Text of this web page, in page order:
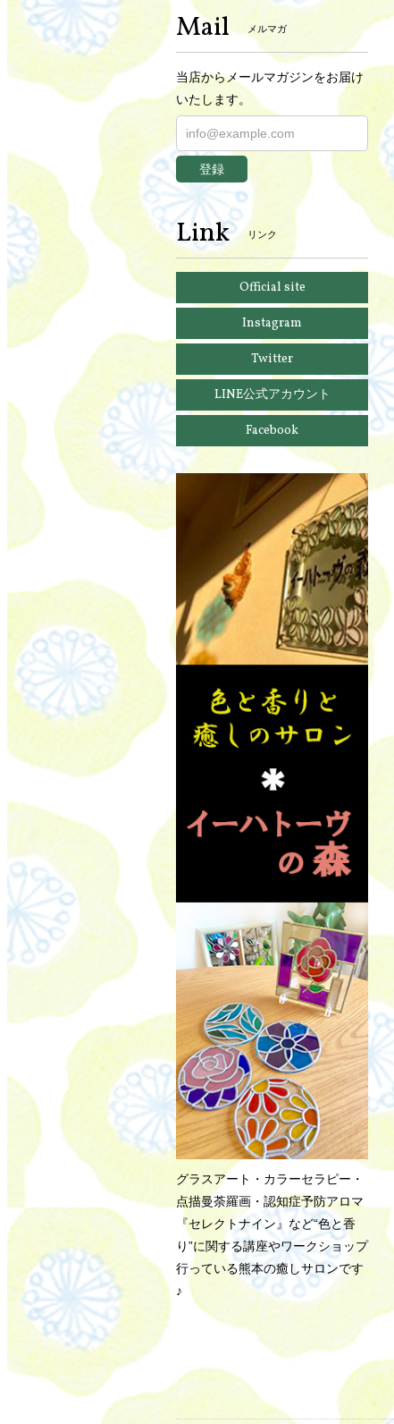
Mail メルマガ
当店からメールマガジンをお届け
いたします。
登録
Link リンク
Official site
Instagram
Twitter
LINE公式アカウント
Facebook
グラスアート・カラーセラピー・
点描曼荼羅画・認知症予防アロマ
『セレクトナイン』など“色と香
り”に関する講座やワークショップ
行っている熊本の癒しサロンです
♪